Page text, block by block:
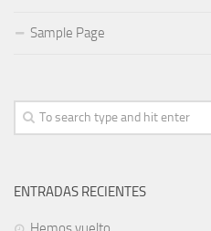
Sample Page
ENTRADAS RECIENTES